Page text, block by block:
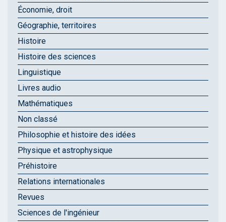
Économie, droit
Géographie, territoires
Histoire
Histoire des sciences
Linguistique
Livres audio
Mathématiques
Non classé
Philosophie et histoire des idées
Physique et astrophysique
Préhistoire
Relations internationales
Revues
Sciences de l'ingénieur